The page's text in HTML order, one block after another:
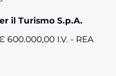
il Turismo S.p.A.
600.000,00 I.V. - REA